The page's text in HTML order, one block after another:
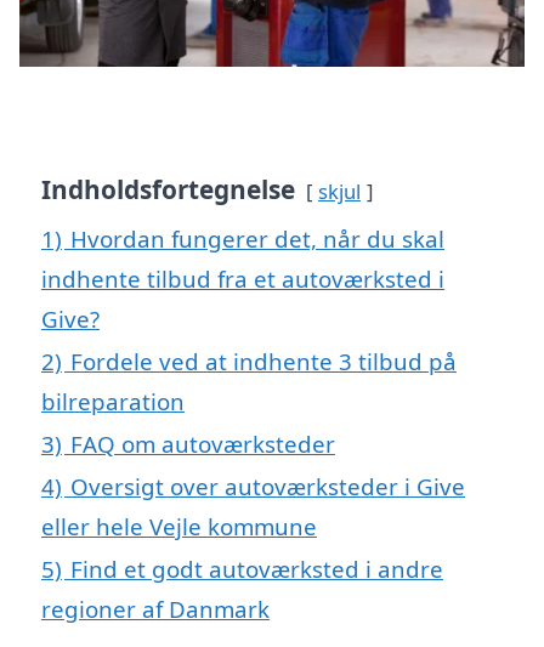
Indholdsfortegnelse skjul
1) Hvordan fungerer det, når du skal
indhente tilbud fra et autoværksted i
Give?
2) Fordele ved at indhente 3 tilbud på
bilreparation
3) FAQ om autoværksteder
4) Oversigt over autoværksteder i Give
eller hele Vejle kommune
5) Find et godt autoværksted i andre
regioner af Danmark